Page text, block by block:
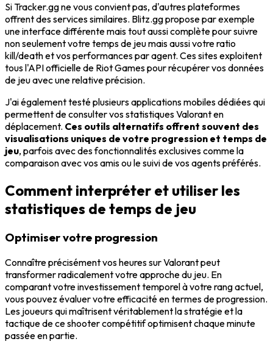
Si Tracker.gg ne vous convient pas, d'autres plateformes
offrent des services similaires. Blitz.gg propose par exemple
une interface différente mais tout aussi complète pour suivre
non seulement votre temps de jeu mais aussi votre ratio
kill/death et vos performances par agent. Ces sites exploitent
tous l'API officielle de Riot Games pour récupérer vos données
de jeu avec une relative précision.
J'ai également testé plusieurs applications mobiles dédiées qui
permettent de consulter vos statistiques Valorant en
déplacement. Ces outils alternatifs offrent souvent des
visualisations uniques de votre progression et temps de
jeu, parfois avec des fonctionnalités exclusives comme la
comparaison avec vos amis ou le suivi de vos agents préférés.
Comment interpréter et utiliser les
statistiques de temps de jeu
Optimiser votre progression
Connaître précisément vos heures sur Valorant peut
transformer radicalement votre approche du jeu. En
comparant votre investissement temporel à votre rang actuel,
vous pouvez évaluer votre efficacité en termes de progression.
Les joueurs qui maîtrisent véritablement la stratégie et la
tactique de ce shooter compétitif optimisent chaque minute
passée en partie.